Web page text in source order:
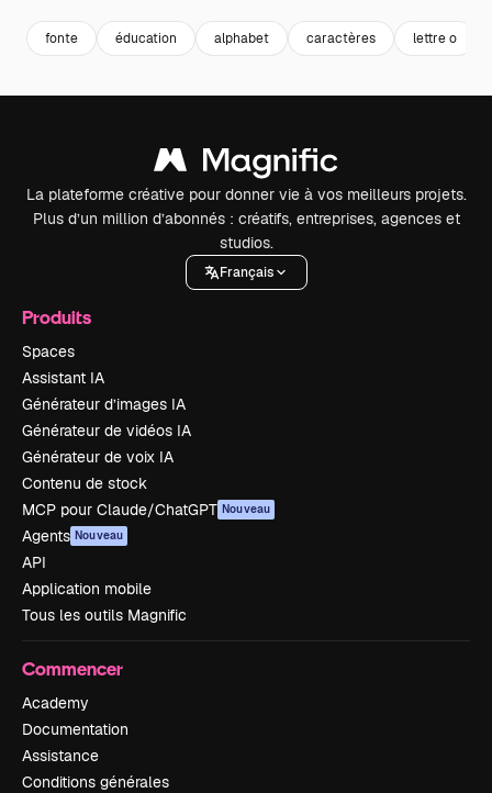
fonte éducation alphabet caractères lettre o
La plateforme créative pour donner vie à vos meilleurs projets.
Plus d’un million d’abonnés : créatifs, entreprises, agences et
studios.
Français
Produits
Spaces
Assistant IA
Générateur d’images IA
Générateur de vidéos IA
Générateur de voix IA
Contenu de stock
MCP pour Claude/ChatGPT Nouveau
Agents Nouveau
API
Application mobile
Tous les outils Magnific
Commencer
Academy
Documentation
Assistance
Conditions générales